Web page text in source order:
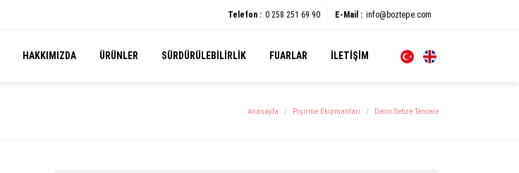
Telefon : 0 258 251 69 90 E-Mail : info@boztepe.com
HAKKIMIZDA ÜRÜNLER SÜRDÜRÜLEBILIRLIK FUARLAR İLETIŞIM
Anasayfa Pişirme Ekipmanları Derin Sebze Tencere